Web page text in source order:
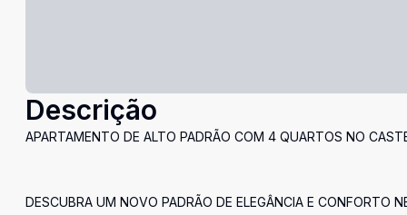
Descrição
APARTAMENTO DE ALTO PADRÃO COM 4 QUARTOS NO
DESCUBRA UM NOVO PADRÃO DE ELEGÂNCIA E CONFORTO